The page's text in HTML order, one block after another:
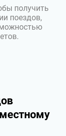
получить
поездов,